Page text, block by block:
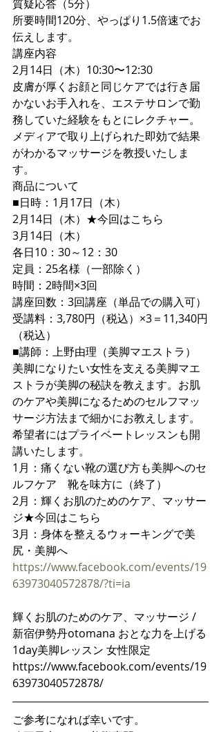
質疑応答（5分）
所要時間120分、やっぱり1.5倍速でお
伝えします。
講座内容
2月14日（木）10:30〜12:30
皮膚が厚くお顔と同じケアでは行き届
かないお手入れを、エステサロンで勤
務していた経験をもとにレクチャー。
メディアで取り上げられた即効で結果
がわかるマッサージを教授いたしま
す。
商品について
■日時：1月17日（木）
2月14日（木）★今回はこちら
3月14日（木）
各日10：30～12：30
定員：25名様（一部除く）
時間：2時間×3回
講座回数：3回講座（単品での購入可）
受講料：3,780円（税込）×3＝11,340円
（税込）
■講師：上野由理（美脚マエストラ）
美脚になりたい女性を支える美脚マエ
ストラが美脚の秘訣を教えます。お肌
のケアや美脚になるためのセルフマッ
サージ方法まで細かにお教えします。
希望者にはプライベートレッスンも開
講いたします。
1月：痛くない靴の選び方も美脚へのセ
ルフケア　靴を味方に（終了）
2月：輝くお肌のためのケア、マッサー
ジ★今回はこちら
3月：身体を整えるウォーキングで美
尻・美脚へ
https://www.facebook.com/events/19
63973040572878/?ti=ia
輝くお肌のためのケア、マッサージ /
新宿伊勢丹otomana おとな力を上げる
1day美脚レッスン 女性限定
https://www.facebook.com/events/19
63973040572878/
ご参考になれば幸いです。